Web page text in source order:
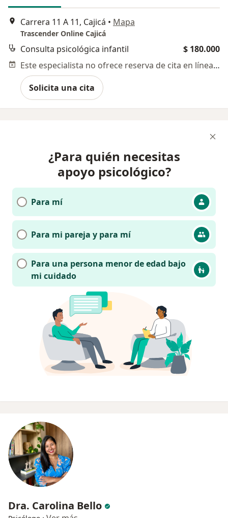
Carrera 11 A 11, Cajicá • Mapa
Trascender Online Cajicá
Consulta psicológica infantil
$ 180.000
Este especialista no ofrece reserva de cita en línea en esta dirección.
Solicita una cita
¿Para quién necesitas
apoyo psicológico?
Para mí
Para mi pareja y para mí
Para una persona menor de edad bajo
mi cuidado
Dra. Carolina Bello